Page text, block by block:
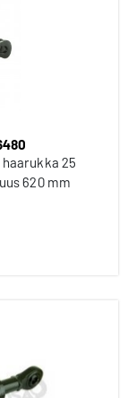
25
620 mm